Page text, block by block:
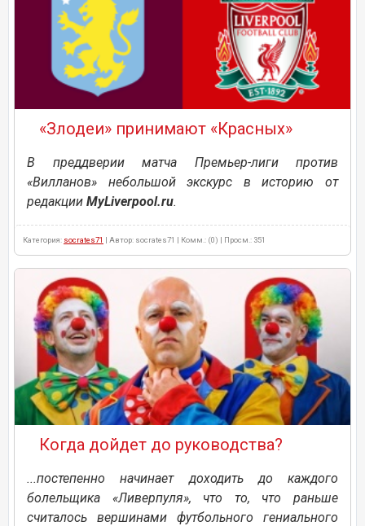
«Злодеи» принимают «Красных»
В преддверии матча Премьер-лиги против
«Вилланов» небольшой экскурс в историю от
редакции MyLiverpool.ru.
Категория: socrates71 | Автор: socrates71 | Комм.: (0) | Просм.: 351
Когда дойдет до руководства?
...постепенно начинает доходить до каждого
болельщика «Ливерпуля», что то, что раньше
считалось вершинами футбольного гениального